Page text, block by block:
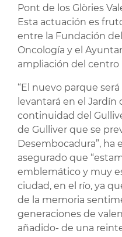
Pont de los Glòries
Esta actuación es
entre la Fundación
Oncología y el
ampliación del centro
“El nuevo parque
levantará en el Jardín
continuidad del
de Gulliver que se
Desembocadura”, ha
asegurado que
emblemático y muy
ciudad, en el río, ya
de la memoria
generaciones de
añadido- de una